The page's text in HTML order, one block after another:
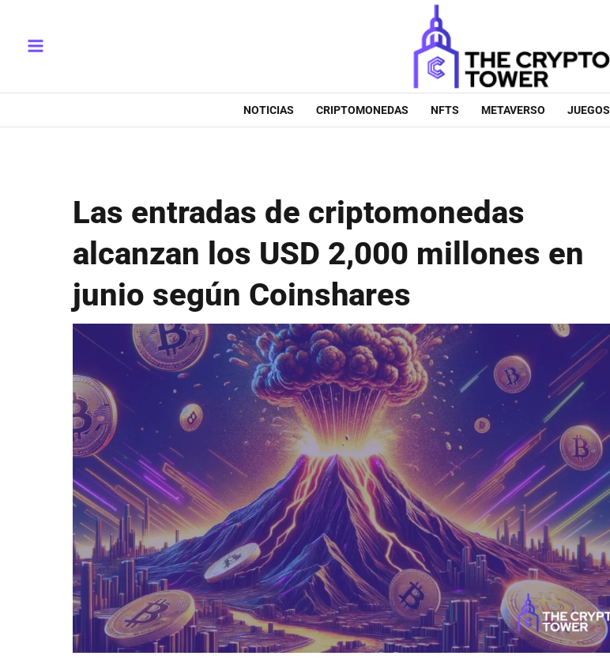
contenido
Menu
NOTICIAS CRIPTOMONEDAS NFTS METAVERSO JUEGOS
Las entradas de criptomonedas
alcanzan los USD 2,000 millones en
junio según Coinshares